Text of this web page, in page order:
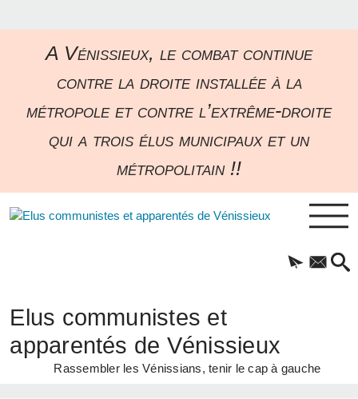
A Vénissieux, le combat continue
contre la droite installée à la
métropole et contre l’extrême-droite
qui a trois élus municipaux et un
métropolitain !!
Elus communistes et
apparentés de Vénissieux
Rassembler les Vénissians, tenir le cap à gauche